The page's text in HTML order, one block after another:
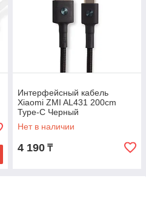
Интерфейсный кабель
Xiaomi ZMI AL431 200cm
Type-C Черный
Нет в наличии
4 190 ₸